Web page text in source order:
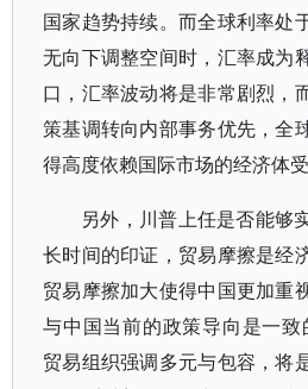
国家趋势持续。而全球利率处
无向下调整空间时，汇率成为
口，汇率波动将是非常剧烈，
策基调转向内部事务优先，全
得高度依赖国际市场的经济体受
另外，川普上任是否能够
长时间的印证，贸易摩擦是经
贸易摩擦加大使得中国更加重
与中国当前的政策导向是一致
贸易组织强调多元与包容，将